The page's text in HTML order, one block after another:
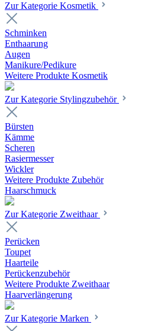
Zur Kategorie Kosmetik
Schminken
Enthaarung
Augen
Manikure/Pedikure
Weitere Produkte Kosmetik
Zur Kategorie Stylingzubehör
Bürsten
Kämme
Scheren
Rasiermesser
Wickler
Weitere Produkte Zubehör
Haarschmuck
Zur Kategorie Zweithaar
Perücken
Toupet
Haarteile
Perückenzubehör
Weitere Produkte Zweithaar
Haarverlängerung
Zur Kategorie Marken